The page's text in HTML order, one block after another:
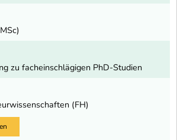
zu facheinschlägigen PhD-Studien
(FH)